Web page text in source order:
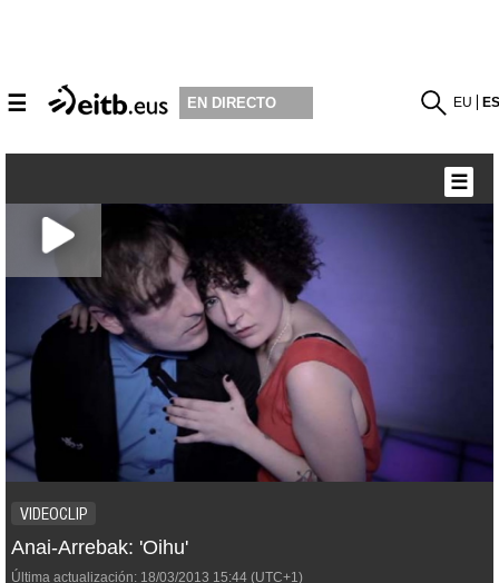
☰ EN DIRECTO EU
VIDEOCLIP
Anai-Arrebak: 'Oihu'
Última actualización: 18/03/2013 15:44 (UTC+1)
☰